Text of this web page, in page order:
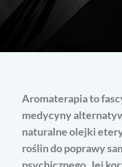
Aromaterapia to
medycyny
naturalne olejki
roślin do poprawy